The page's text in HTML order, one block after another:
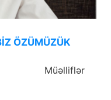
ÖZÜMÜZÜK
Müəlliflər